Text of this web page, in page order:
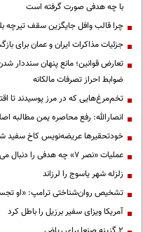
با چه هدفی صورت گرفته است
چرا قالب وافل جایگزین سقف
جزئیات مذاکرات ایران و عمان برای
تعارض قوانین؛ مانع پنهان سنددار
ضوابط احراز تصرفات مالکانه
تخم‌مرغ‌هایی که در مرز پوسیدند تا
انصارالله: رفع محاصره یمن مطالبه
خودتحقیرها عریضه‌نویس کاخ سفید
عملیات «نصر ۷» چه هدفی را دنبال می‌کرد؟
زلزله شهر یاسوج را لرزاند
تشخیص روان‌شناختی ترامپ: «او
آمریکا ویزای سفیر برزیل را باطل کرد